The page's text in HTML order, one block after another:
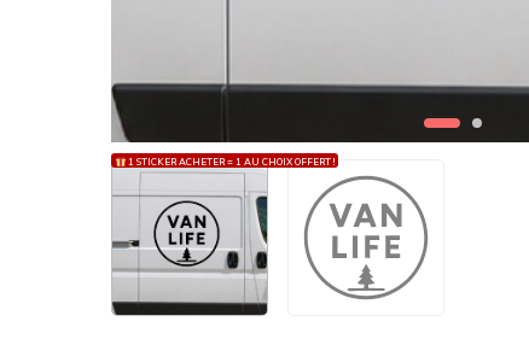
1 STICKER ACHETER = 1 AU CHOIX OFFERT !